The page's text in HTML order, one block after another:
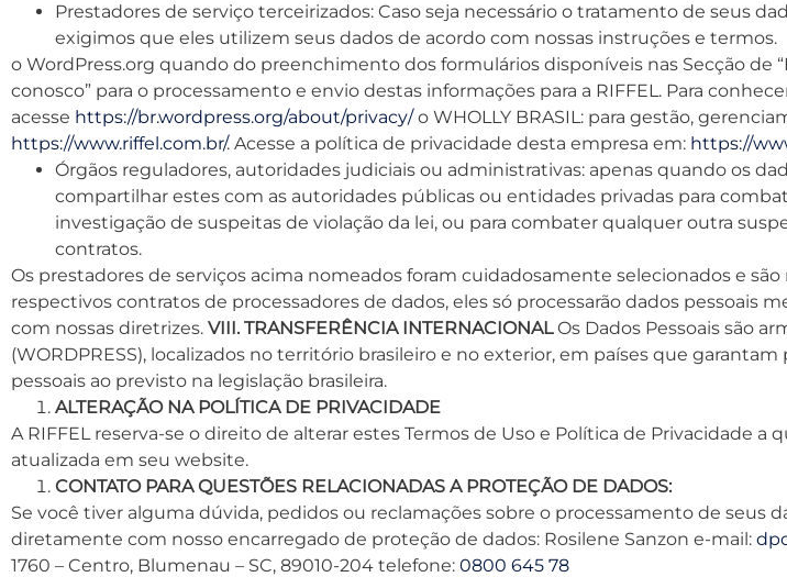
Prestadores de serviço terceirizados: Caso seja necessário o tratamento de seus
exigimos que eles utilizem seus dados de acordo com nossas instruções e termos.
o WordPress.org quando do preenchimento dos formulários disponíveis nas Secção de
conosco” para o processamento e envio destas informações para a RIFFEL. Para
acesse https://br.wordpress.org/about/privacy/o WHOLLY BRASIL: para gestão,
https://www.riffel.com.br/. Acesse a política de privacidade desta empresa em: https://
Órgãos reguladores, autoridades judiciais ou administrativas: apenas quando os
compartilhar estes com as autoridades públicas ou entidades privadas para
investigação de suspeitas de violação da lei, ou para combater qualquer outra
contratos.
Os prestadores de serviços acima nomeados foram cuidadosamente selecionados e
respectivos contratos de processadores de dados, eles só processarão dados pessoais
com nossas diretrizes. VIII. TRANSFERÊNCIA INTERNACIONALOs Dados Pessoais são
(WORDPRESS), localizados no território brasileiro e no exterior, em países que
pessoais ao previsto na legislação brasileira.
ALTERAÇÃO NA POLÍTICA DE PRIVACIDADE
A RIFFEL reserva-se o direito de alterar estes Termos de Uso e Política de Privacidade
atualizada em seu website.
CONTATO PARA QUESTÕES RELACIONADAS A PROTEÇÃO DE DADOS:
Se você tiver alguma dúvida, pedidos ou reclamações sobre o processamento de seus
diretamente com nosso encarregado de proteção de dados: Rosilene Sanzon e-mail:
1760 – Centro, Blumenau – SC, 89010-204 telefone: 0800 645 78